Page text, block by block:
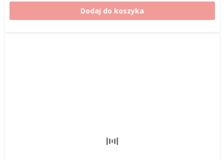
Dodaj do koszyka